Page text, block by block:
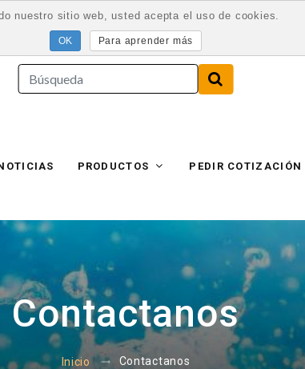
PRODUCTOS PEDIR COTIZACIÓN
Contactanos
Inicio Contactanos
nuestro sitio web, usted acepta el uso de cookies.
Para aprender más